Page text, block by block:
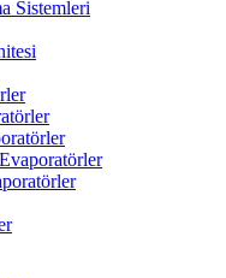
Sistemleri